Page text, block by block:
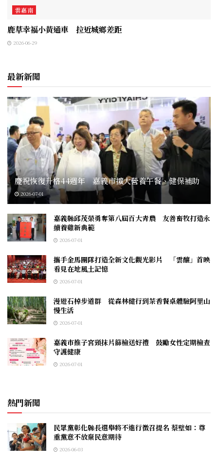
雲嘉南
鹿草幸福小黃通車 拉近城鄉差距
2026-06-29
最新新聞
慶祝恢復升格44週年 嘉義市擴大營養午餐、健保補助
2026-07-01
嘉義縣邱茂榮勇奪第八屆百大青農 友善畜牧打造永
續養雞新典範
2026-07-01
攜手金馬團隊打造全新文化觀光影片 「雲釀」首映
看見在地風土記憶
2026-07-01
漫遊石棹步道群 從森林健行到茶香餐桌體驗阿里山
慢生活
2026-07-01
嘉義市推子宮頸抹片篩檢送好禮 鼓勵女性定期檢查
守護健康
2026-07-01
熱門新聞
民眾黨彰化縣長選舉將不進行徵召提名 蔡壁如：尊
重黨意不放棄民意期待
2026-06-03